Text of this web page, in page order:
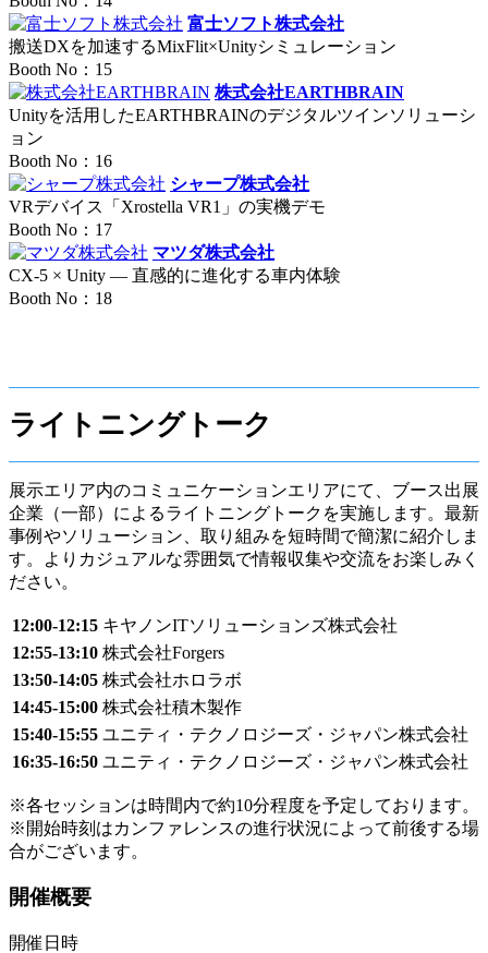
富士ソフト株式会社
搬送DXを加速するMixFlit×Unityシミュレーション
Booth No：15
株式会社EARTHBRAIN
Unityを活用したEARTHBRAINのデジタルツインソリューシ
ョン
Booth No：16
シャープ株式会社
VRデバイス「Xrostella VR1」の実機デモ
Booth No：17
マツダ株式会社
CX-5 × Unity ― 直感的に進化する車内体験
Booth No：18
ライトニングトーク
展示エリア内のコミュニケーションエリアにて、ブース出展
企業（一部）によるライトニングトークを実施します。最新
事例やソリューション、取り組みを短時間で簡潔に紹介しま
す。よりカジュアルな雰囲気で情報収集や交流をお楽しみく
ださい。
12:00-12:15 キヤノンITソリューションズ株式会社
12:55-13:10 株式会社Forgers
13:50-14:05 株式会社ホロラボ
14:45-15:00 株式会社積木製作
15:40-15:55 ユニティ・テクノロジーズ・ジャパン株式会社
16:35-16:50 ユニティ・テクノロジーズ・ジャパン株式会社
※各セッションは時間内で約10分程度を予定しております。
※開始時刻はカンファレンスの進行状況によって前後する場
合がございます。
開催概要
開催日時